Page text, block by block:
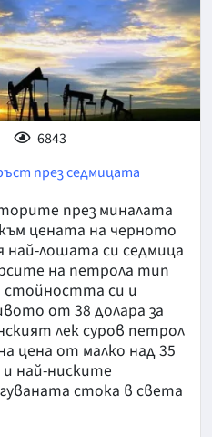
6843
през седмицата
през миналата
цената на черното
лошата си седмица
на петрола тип
стойността си и
от 38 долара за
лек суров петрол
цена от малко над 35
и най-ниските
стока в света